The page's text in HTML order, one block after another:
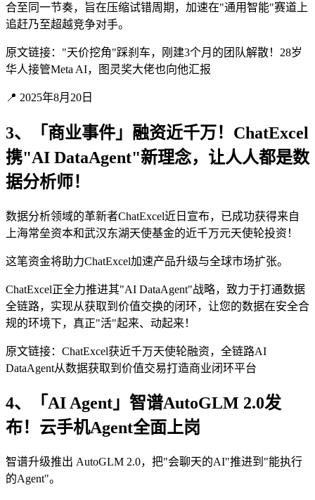
合至同一节奏，旨在压缩试错周期，加速在"通用智能"赛道上
追赶乃至超越竞争对手。
原文链接："天价挖角"踩刹车，刚建3个月的团队解散！28岁
华人接管Meta AI，图灵奖大佬也向他汇报
📍 2025年8月20日
3、「商业事件」融资近千万！ChatExcel
携"AI DataAgent"新理念，让人人都是数
据分析师！
数据分析领域的革新者ChatExcel近日宣布，已成功获得来自
上海常垒资本和武汉东湖天使基金的近千万元天使轮投资！
这笔资金将助力ChatExcel加速产品升级与全球市场扩张。
ChatExcel正全力推进其"AI DataAgent"战略，致力于打通数据
全链路，实现从获取到价值交换的闭环，让您的数据在安全合
规的环境下，真正"活"起来、动起来！
原文链接：ChatExcel获近千万天使轮融资，全链路AI
DataAgent从数据获取到价值交易打造商业闭环平台
4、「AI Agent」智谱AutoGLM 2.0发
布！云手机Agent全面上岗
智谱升级推出 AutoGLM 2.0，把"会聊天的AI"推进到"能执行
的Agent"。